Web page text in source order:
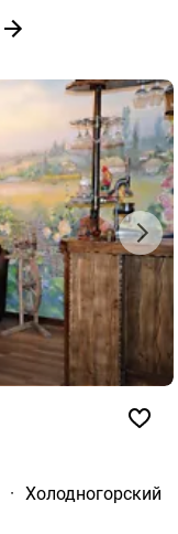
· Холодногорский